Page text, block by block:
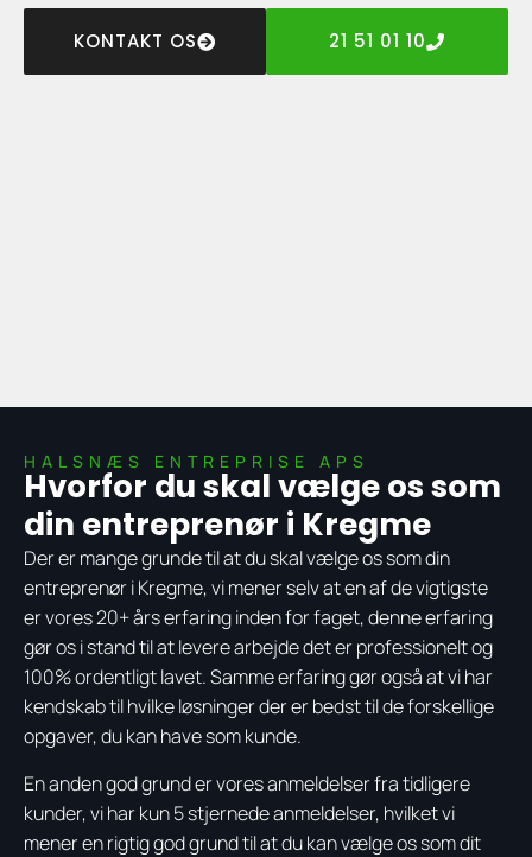
KONTAKT OS 21 51 01 10
HALSNÆS ENTREPRISE APS
Hvorfor du skal vælge os som
din entreprenør i Kregme
Der er mange grunde til at du skal vælge os som din
entreprenør i Kregme, vi mener selv at en af de vigtigste
er vores 20+ års erfaring inden for faget, denne erfaring
gør os i stand til at levere arbejde det er professionelt og
100% ordentligt lavet. Samme erfaring gør også at vi har
kendskab til hvilke løsninger der er bedst til de forskellige
opgaver, du kan have som kunde.
En anden god grund er vores anmeldelser fra tidligere
kunder, vi har kun 5 stjernede anmeldelser, hvilket vi
mener en rigtig god grund til at du kan vælge os som dit